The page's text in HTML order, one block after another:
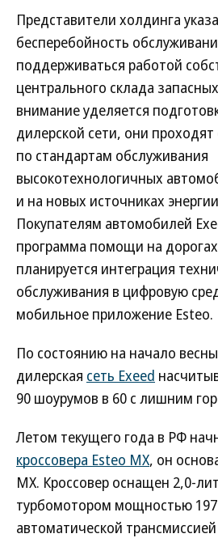
Представители холдинга
бесперебойность
поддерживаться работой
центрального склада
внимание уделяется
дилерской сети, они
по стандартам обслуживания
высокотехнологичных
и на новых источниках
Покупателям автомобилей
программа помощи на
планируется интеграция
обслуживания в цифровую
мобильное приложение Esteo.
По состоянию на начало
дилерская сеть Exeed
90 шоурумов в 60 с лишним
Летом текущего года в РФ
кроссовера Esteo MX, он
MX. Кроссовер оснащен 2,0-
турбомотором мощностью 197
автоматической